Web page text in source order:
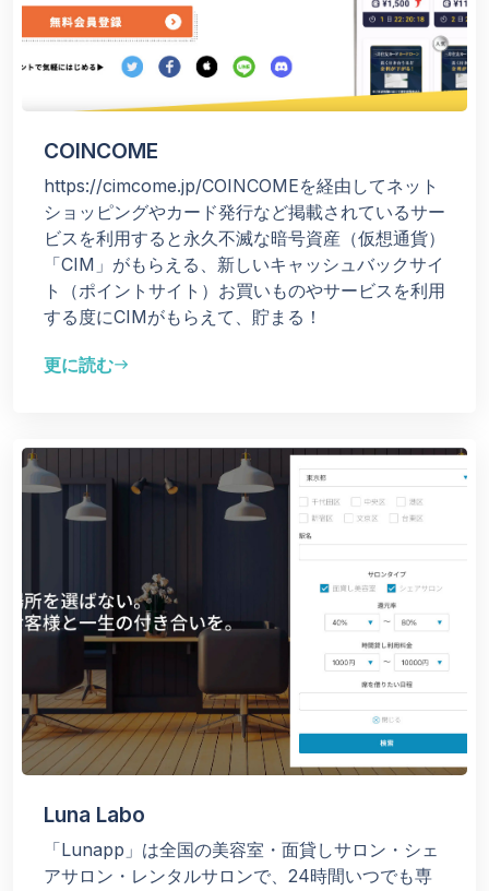
COINCOME
https://cimcome.jp/COINCOMEを経由してネット
ショッピングやカード発行など掲載されているサー
ビスを利用すると永久不滅な暗号資産（仮想通貨）
「CIM」がもらえる、新しいキャッシュバックサイ
ト（ポイントサイト）お買いものやサービスを利用
する度にCIMがもらえて、貯まる！
更に読むeast
Luna Labo
「Lunapp」は全国の美容室・面貸しサロン・シェ
アサロン・レンタルサロンで、24時間いつでも専